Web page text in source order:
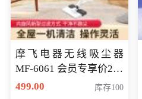
摩飞电器无线吸尘器
MF-6061 会员专享价299
元
499.00 库存100